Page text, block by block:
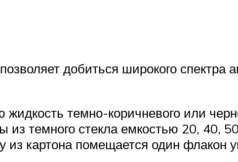
добиться широкого спектра
темно-коричневого или
из темного стекла емкостью 20, 40,
картона помещается один флакон